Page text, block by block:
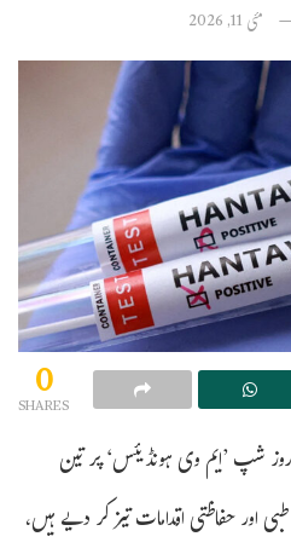
مئی 11, 2026
0
SHARES
شپ ’ایم وی ہونڈیئس‘ پر تین
اور حفاظتی اقدامات تیز کر دیے ہیں،